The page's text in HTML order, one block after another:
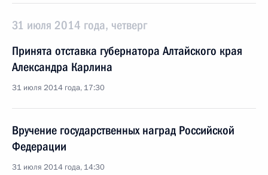
31 июля 2014 года, четверг
Принята отставка губернатора Алтайского края
Александра Карлина
31 июля 2014 года, 17:30
Вручение государственных наград Российской
Федерации
31 июля 2014 года, 14:30